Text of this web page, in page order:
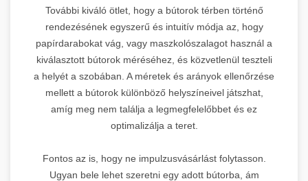
További kiváló ötlet, hogy a bútorok térben történő
rendezésének egyszerű és intuitív módja az, hogy
papírdarabokat vág, vagy maszkolószalagot használ a
kiválasztott bútorok méréséhez, és közvetlenül teszteli
a helyét a szobában. A méretek és arányok ellenőrzése
mellett a bútorok különböző helyszíneivel játszhat,
amíg meg nem találja a legmegfelelőbbet és ez
optimalizálja a teret.
Fontos az is, hogy ne impulzusvásárlást folytasson.
Ugyan bele lehet szeretni egy adott bútorba, ám